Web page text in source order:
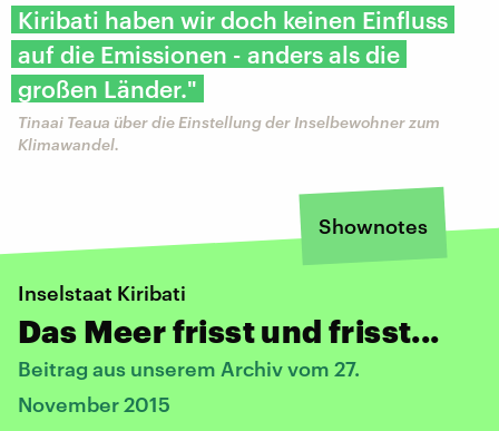
Kiribati haben wir doch keinen Einfluss
auf die Emissionen - anders als die
großen Länder."
Tinaai Teaua über die Einstellung der Inselbewohner zum
Klimawandel.
Shownotes
Inselstaat Kiribati
Das Meer frisst und frisst...
Beitrag aus unserem Archiv vom 27.
November 2015